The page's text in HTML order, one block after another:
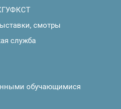
смотры
служба
обучающимися